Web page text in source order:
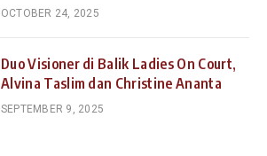
OCTOBER 24, 2025
Duo Visioner di Balik Ladies On Court,
Alvina Taslim dan Christine Ananta
SEPTEMBER 9, 2025